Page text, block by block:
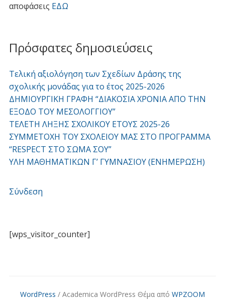
Πρόσφατες δημοσιεύσεις
Τελική αξιολόγηση των Σχεδίων Δράσης της
σχολικής μονάδας για το έτος 2025-2026
ΔΗΜΙΟΥΡΓΙΚΗ ΓΡΑΦΗ “ΔΙΑΚΟΣΙΑ ΧΡΟΝΙΑ ΑΠΟ ΤΗΝ
ΕΞΟΔΟ ΤΟΥ ΜΕΣΟΛΟΓΓΙΟΥ”
ΤΕΛΕΤΗ ΛΗΞΗΣ ΣΧΟΛΙΚΟΥ ΕΤΟΥΣ 2025-26
ΣΥΜΜΕΤΟΧΗ ΤΟΥ ΣΧΟΛΕΙΟΥ ΜΑΣ ΣΤΟ ΠΡΟΓΡΑΜΜΑ
“RESPECT ΣΤΟ ΣΩΜΑ ΣΟΥ”
ΥΛΗ ΜΑΘΗΜΑΤΙΚΩΝ Γ’ ΓΥΜΝΑΣΙΟΥ (ΕΝΗΜΕΡΩΣΗ)
αποφάσεις ΕΔΩ
Σύνδεση
[wps_visitor_counter]
WordPress / Academica WordPress Θέμα από WPZOOM